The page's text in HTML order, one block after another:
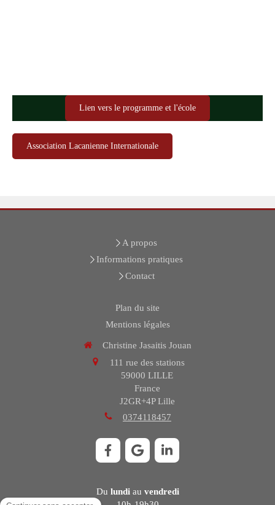
Lien vers le programme et l'école
Association Lacanienne Internationale
A propos
Informations pratiques
Contact
Plan du site
Mentions légales
Christine Jasaitis Jouan
111 rue des stations
59000 LILLE
France
J2GR+4P Lille
0374118457
Du lundiau vendredi